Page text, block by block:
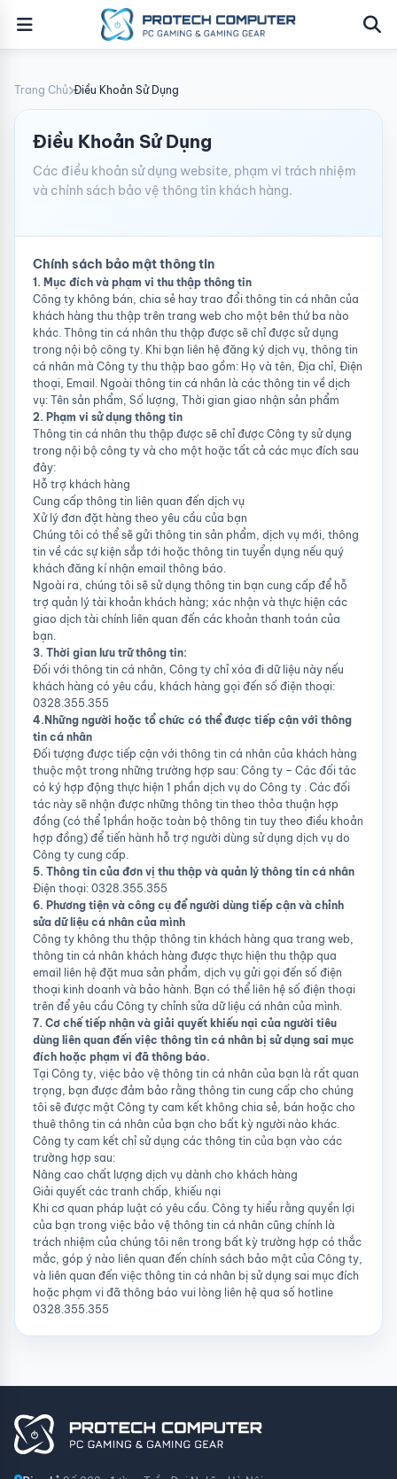
Trang Chủ Điều Khoản Sử Dụng
Điều Khoản Sử Dụng
Các điều khoản sử dụng website, phạm vi trách nhiệm
và chính sách bảo vệ thông tin khách hàng.
Chính sách bảo mật thông tin
1. Mục đích và phạm vi thu thập thông tin
Công ty không bán, chia sẻ hay trao đổi thông tin cá nhân của
khách hàng thu thập trên trang web cho một bên thứ ba nào
khác. Thông tin cá nhân thu thập được sẽ chỉ được sử dụng
trong nội bộ công ty. Khi bạn liên hệ đăng ký dịch vụ, thông tin
cá nhân mà Công ty thu thập bao gồm: Họ và tên, Địa chỉ, Điện
thoại, Email. Ngoài thông tin cá nhân là các thông tin về dịch
vụ: Tên sản phẩm, Số lượng, Thời gian giao nhận sản phẩm
2. Phạm vi sử dụng thông tin
Thông tin cá nhân thu thập được sẽ chỉ được Công ty sử dụng
trong nội bộ công ty và cho một hoặc tất cả các mục đích sau
đây:
Hỗ trợ khách hàng
Cung cấp thông tin liên quan đến dịch vụ
Xử lý đơn đặt hàng theo yêu cầu của bạn
Chúng tôi có thể sẽ gửi thông tin sản phẩm, dịch vụ mới, thông
tin về các sự kiện sắp tới hoặc thông tin tuyển dụng nếu quý
khách đăng kí nhận email thông báo.
Ngoài ra, chúng tôi sẽ sử dụng thông tin bạn cung cấp để hỗ
trợ quản lý tài khoản khách hàng; xác nhận và thực hiện các
giao dịch tài chính liên quan đến các khoản thanh toán của
bạn.
3. Thời gian lưu trữ thông tin:
Đối với thông tin cá nhân, Công ty chỉ xóa đi dữ liệu này nếu
khách hàng có yêu cầu, khách hàng gọi đến số điện thoại:
0328.355.355
4.Những người hoặc tổ chức có thể được tiếp cận với thông
tin cá nhân
Đối tượng được tiếp cận với thông tin cá nhân của khách hàng
thuộc một trong những trường hợp sau: Công ty – Các đối tác
có ký hợp động thực hiện 1 phần dịch vụ do Công ty . Các đối
tác này sẽ nhận được những thông tin theo thỏa thuận hợp
đồng (có thể 1phần hoặc toàn bộ thông tin tuy theo điều khoản
hợp đồng) để tiến hành hỗ trợ người dùng sử dụng dịch vụ do
Công ty cung cấp.
5. Thông tin của đơn vị thu thập và quản lý thông tin cá nhân
Điện thoại: 0328.355.355
6. Phương tiện và công cụ để người dùng tiếp cận và chỉnh
sửa dữ liệu cá nhân của mình
Công ty không thu thập thông tin khách hàng qua trang web,
thông tin cá nhân khách hàng được thực hiện thu thập qua
email liên hệ đặt mua sản phẩm, dịch vụ gửi gọi đến số điện
thoại kinh doanh và bảo hành. Bạn có thể liên hệ số điện thoại
trên để yêu cầu Công ty chỉnh sửa dữ liệu cá nhân của mình.
7. Cơ chế tiếp nhận và giải quyết khiếu nại của người tiêu
dùng liên quan đến việc thông tin cá nhân bị sử dụng sai mục
đích hoặc phạm vi đã thông báo.
Tại Công ty, việc bảo vệ thông tin cá nhân của bạn là rất quan
trọng, bạn được đảm bảo rằng thông tin cung cấp cho chúng
tôi sẽ được mật Công ty cam kết không chia sẻ, bán hoặc cho
thuê thông tin cá nhân của bạn cho bất kỳ người nào khác.
Công ty cam kết chỉ sử dụng các thông tin của bạn vào các
trường hợp sau:
Nâng cao chất lượng dịch vụ dành cho khách hàng
Giải quyết các tranh chấp, khiếu nại
Khi cơ quan pháp luật có yêu cầu. Công ty hiểu rằng quyền lợi
của bạn trong việc bảo vệ thông tin cá nhân cũng chính là
trách nhiệm của chúng tôi nên trong bất kỳ trường hợp có thắc
mắc, góp ý nào liên quan đến chính sách bảo mật của Công ty,
và liên quan đến việc thông tin cá nhân bị sử dụng sai mục đích
hoặc phạm vi đã thông báo vui lòng liên hệ qua số hotline
0328.355.355